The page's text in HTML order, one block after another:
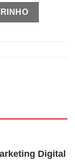
da marca
Digital